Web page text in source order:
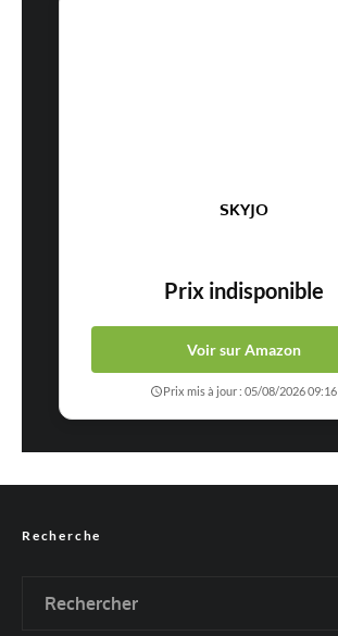
SKYJO
Prix indisponible
Voir sur Amazon
Prix mis à jour : 05/08/2026 09:16
Recherche